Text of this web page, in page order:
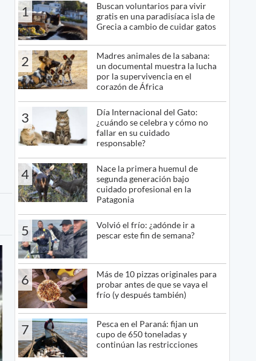
1
Buscan voluntarios para vivir
gratis en una paradisíaca isla de
Grecia a cambio de cuidar gatos
2
Madres animales de la sabana:
un documental muestra la lucha
por la supervivencia en el
corazón de África
3
Día Internacional del Gato:
¿cuándo se celebra y cómo no
fallar en su cuidado
responsable?
4
Nace la primera huemul de
segunda generación bajo
cuidado profesional en la
Patagonia
5
Volvió el frío: ¿adónde ir a
pescar este fin de semana?
6
Más de 10 pizzas originales para
probar antes de que se vaya el
frío (y después también)
7
Pesca en el Paraná: fijan un
cupo de 650 toneladas y
continúan las restricciones